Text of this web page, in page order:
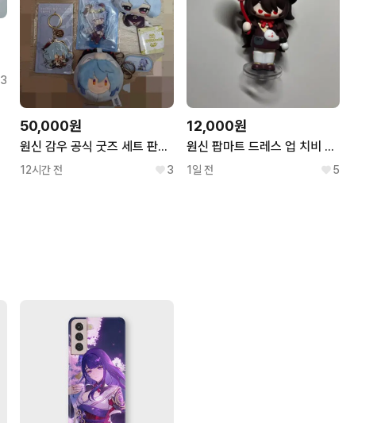
3
50,000원
원신 감우 공식 굿즈 세트 판매합니다.
12시간 전 3
12,000원
원신 팝마트 드레스 업 치비 시리즈 호두
1일 전 5